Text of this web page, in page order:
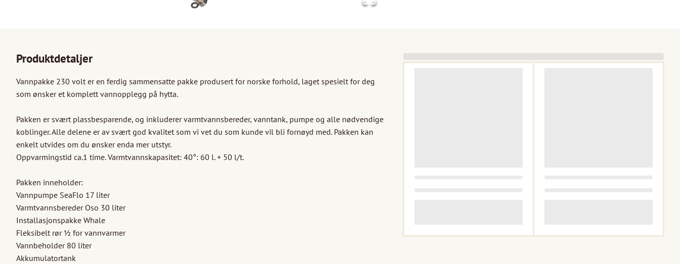
Produktdetaljer
Vannpakke 230 volt er en ferdig sammensatte pakke produsert for norske forhold, laget spesielt for deg
som ønsker et komplett vannopplegg på hytta.
Pakken er svært plassbesparende, og inkluderer varmtvannsbereder, vanntank, pumpe og alle nødvendige
koblinger. Alle delene er av svært god kvalitet som vi vet du som kunde vil bli fornøyd med. Pakken kan
enkelt utvides om du ønsker enda mer utstyr.
Oppvarmingstid ca.1 time. Varmtvannskapasitet: 40°: 60 l. + 50 l/t.
Pakken inneholder:
Vannpumpe SeaFlo 17 liter
Varmtvannsbereder Oso 30 liter
Installasjonspakke Whale
Fleksibelt rør ½ for vannvarmer
Vannbeholder 80 liter
Akkumulatortank